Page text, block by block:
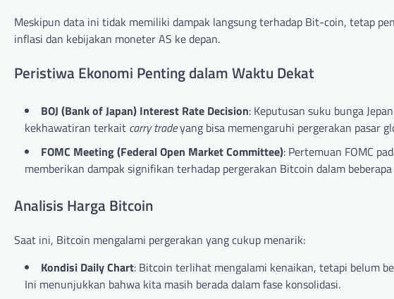
Meskipun data ini tidak memiliki dampak langsung terhadap Bit-coin, tetap
inflasi dan kebijakan moneter AS ke depan.
Peristiwa Ekonomi Penting dalam Waktu Dekat
BOJ (Bank of Japan) Interest Rate Decision: Keputusan suku bunga
kekhawatiran terkait carry tradeyang bisa memengaruhi pergerakan pasar
FOMC Meeting (Federal Open Market Committee): Pertemuan FOMC
memberikan dampak signifikan terhadap pergerakan Bitcoin dalam
Analisis Harga Bitcoin
Saat ini, Bitcoin mengalami pergerakan yang cukup menarik:
Kondisi Daily Chart: Bitcoin terlihat mengalami kenaikan, tetapi belum
Ini menunjukkan bahwa kita masih berada dalam fase konsolidasi.